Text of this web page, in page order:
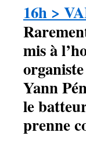
16h >
mis à
Yann
le
prenne